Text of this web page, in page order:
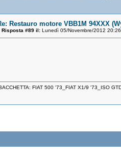
Restauro motore VBB1M 94XXX
Risposta #89 il: Lunedì 05/Novembre/2012
FIAT 500 '73_FIAT X1/9 '73_ISO